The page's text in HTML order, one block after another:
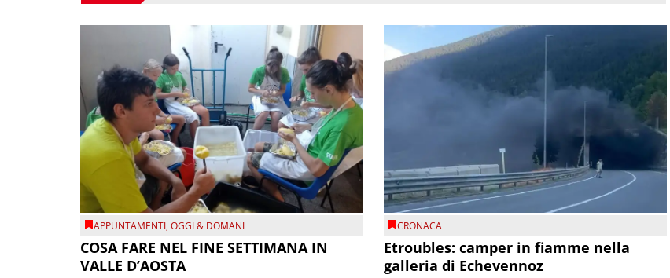
APPUNTAMENTI,OGGI & DOMANI
COSA FARE NEL FINE SETTIMANA IN
VALLE D’AOSTA
CRONACA
Etroubles: camper in fiamme nella
galleria di Echevennoz